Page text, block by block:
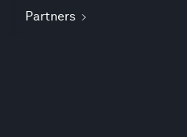
Partners